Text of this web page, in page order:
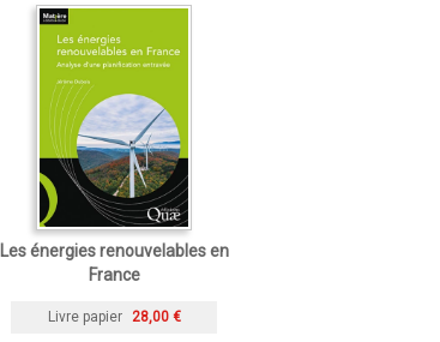
Les énergies renouvelables en
France
Livre papier 28,00 €